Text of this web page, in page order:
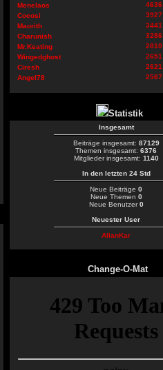
Menelaos
4636
Cocosi
3927
Maorith
3441
Charunish
3286
Mr.Keating
2810
Wingedghost
2651
Ciresh
2621
Angel78
2567
Statistik
Insgesamt
Beiträge insgesamt: 87129
Themen insgesamt: 6376
Mitglieder insgesamt: 1140
In den letzten 24 Std
Neue Beiträge 0
Neue Themen 0
Neue Benutzer0
Neuester User
AllanKar
Change-O-Mat